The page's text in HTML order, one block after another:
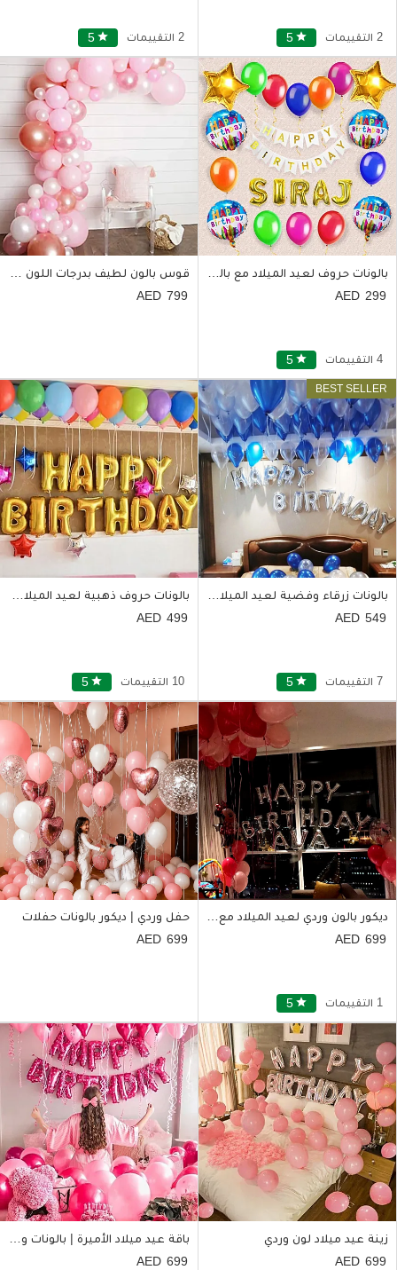
5 star 2 التقييمات 5 star 2 التقييمات
بالونات حروف لعيد الميلاد مع بالونات فويل على شكل نجمة
299
5 star 4 التقييمات
799
549
5 star 7 التقييمات
499
5 star 10 التقييمات
ديكور بالون وردي لعيد الميلاد مع بالون حروف وبالون طافٍ
699
5 star 1 التقييمات
حفل وردي | ديكور بالونات حفلات
699
زينة عيد ميلاد لون وردي
699
باقة عيد ميلاد الأميرة | بالونات وكيكة وورد ودبدوب
699